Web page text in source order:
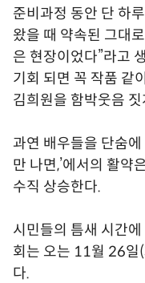
준비과정 동안 단 하
왔을 때 약속된 그대
은 현장이었다”라고
기회 되면 꼭 작품 같
김희원을 함박웃음
과연 배우들을 단숨에
만 나면,’에서의 활약
수직 상승한다.
시민들의 틈새 시간에
회는 오는 11월 26일
다.